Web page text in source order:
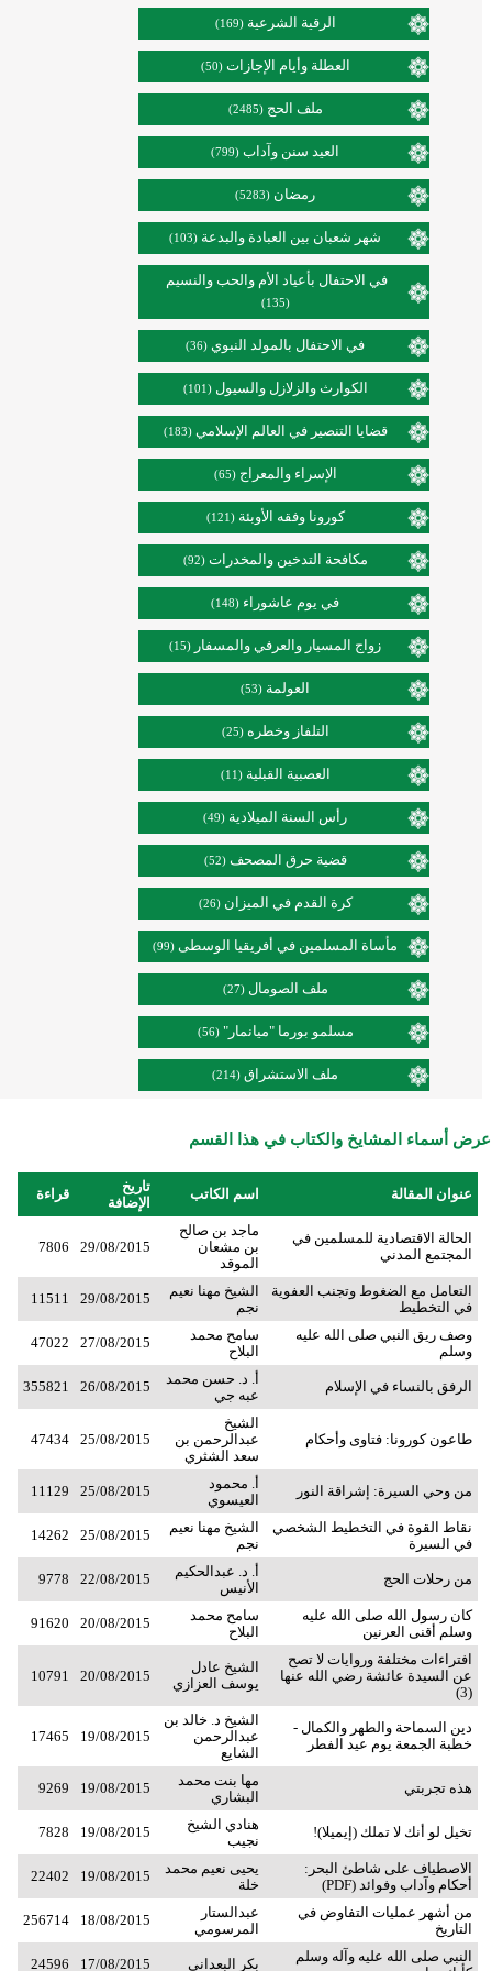
الرقية الشرعية (169)
العطلة وأيام الإجازات (50)
ملف الحج (2485)
العيد سنن وآداب (799)
رمضان (5283)
شهر شعبان بين العبادة والبدعة (103)
في الاحتفال بأعياد الأم والحب والنسيم
(135)
في الاحتفال بالمولد النبوي (36)
الكوارث والزلازل والسيول (101)
قضايا التنصير في العالم الإسلامي (183)
الإسراء والمعراج (65)
كورونا وفقه الأوبئة (121)
مكافحة التدخين والمخدرات (92)
في يوم عاشوراء (148)
زواج المسيار والعرفي والمسفار (15)
العولمة (53)
التلفاز وخطره (25)
العصبية القبلية (11)
رأس السنة الميلادية (49)
قضية حرق المصحف (52)
كرة القدم في الميزان (26)
مأساة المسلمين في أفريقيا الوسطى (99)
ملف الصومال (27)
مسلمو بورما "ميانمار" (56)
ملف الاستشراق (214)
عرض أسماء المشايخ والكتاب في هذا القسم
عنوان المقالة اسم الكاتب
تاريخ
الإضافة
قراءة
الحالة الاقتصادية للمسلمين في
المجتمع المدني
ماجد بن صالح
بن مشعان
الموقد
29/08/2015
7806
التعامل مع الضغوط وتجنب العفوية
في التخطيط
الشيخ مهنا نعيم
نجم
29/08/2015
11511
وصف ريق النبي صلى الله عليه
وسلم
سامح محمد
البلاح
27/08/2015
47022
الرفق بالنساء في الإسلام
أ. د. حسن محمد
عبه جي
26/08/2015
355821
طاعون كورونا: فتاوى وأحكام
الشيخ
عبدالرحمن بن
سعد الشثري
25/08/2015
47434
من وحي السيرة: إشراقة النور
أ. محمود
العيسوي
25/08/2015
11129
نقاط القوة في التخطيط الشخصي
في السيرة
الشيخ مهنا نعيم
نجم
25/08/2015
14262
من رحلات الحج
أ. د. عبدالحكيم
الأنيس
22/08/2015
9778
كان رسول الله صلى الله عليه
وسلم أقنى العرنين
سامح محمد
البلاح
20/08/2015
91620
افتراءات مختلفة وروايات لا تصح
عن السيدة عائشة رضي الله عنها
(3)
الشيخ عادل
يوسف العزازي
20/08/2015
10791
دين السماحة والطهر والكمال -
خطبة الجمعة يوم عيد الفطر
الشيخ د. خالد بن
عبدالرحمن
الشايع
19/08/2015
17465
هذه تجربتي
مها بنت محمد
البشاري
19/08/2015
9269
تخيل لو أنك لا تملك (إيميلا)!
هنادي الشيخ
نجيب
19/08/2015
7828
الاصطياف على شاطئ البحر:
أحكام وآداب وفوائد (PDF)
يحيى نعيم محمد
خلة
19/08/2015
22402
من أشهر عمليات التفاوض في
التاريخ
عبدالستار
المرسومي
18/08/2015
256714
النبي صلى الله عليه وآله وسلم
بكر البعداني 17/08/2015
24596